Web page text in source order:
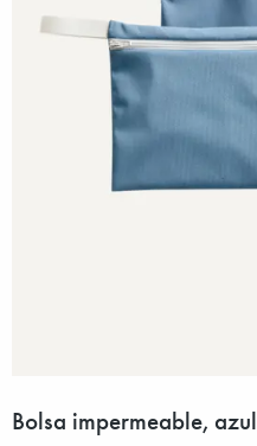
Bolsa impermeable, azul